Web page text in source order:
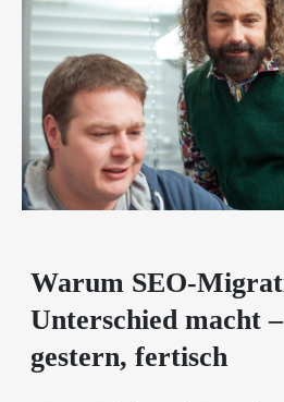
Warum SEO-
Unterschied macht
gestern, fertisch